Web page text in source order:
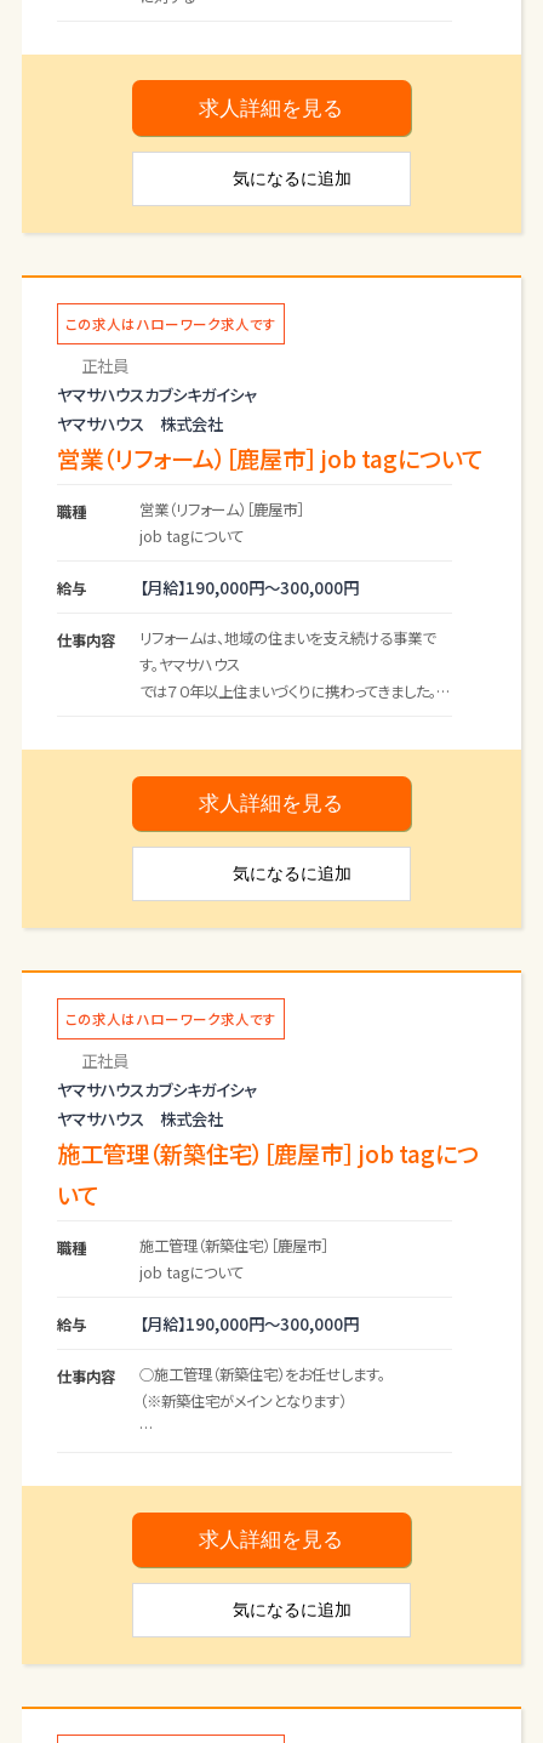
す。
・ご契約後にはさらにお客様との刷り合わせを進
め、実際に建築
・お客様の住まいづくりに対する考え方や要望、諸
ご計画などを正確にに汲み取ったうえで、提案を
行ったり実際
あります。
せください）
求人詳細を見る
気になるに追加
この求人はハローワーク求人です
正社員
ヤマサハウスカブシキガイシャ
ヤマサハウス 株式会社
営業（リフォーム）［鹿屋市］ job tagについて
職種
営業（リフォーム）［鹿屋市］
job tagについて
給与 【月給】190,000円～300,000円
仕事内容
リフォームは、地域の住まいを支え続ける事業で
す。ヤマサハウス
では７０年以上住まいづくりに携わってきました。新
て終わりではなく、定期点検やメンテナンス、リフォ
ームも
自社で一貫して行うことで、ヤマサハウスを選んで
お客様に安心して暮らしていただくことが、地域貢
献につながると
考えています。リフォームアドバイザーとして、鹿児
島に住む人々
県内１００００棟を超えるヤマサハウスオーナー様
点検やメンテナンスサポート活動を通じて「リフォ
ームニーズ」
をヒアリング。そのニーズに対し、ご提案、ご契約、
工事管理、
求人詳細を見る
気になるに追加
この求人はハローワーク求人です
正社員
ヤマサハウスカブシキガイシャ
ヤマサハウス 株式会社
施工管理（新築住宅）［鹿屋市］ job tagにつ
いて
職種
施工管理（新築住宅）［鹿屋市］
job tagについて
給与 【月給】190,000円～300,000円
仕事内容
○施工管理（新築住宅）をお任せします。
（※新築住宅がメインとなります）
新築建築現場の
工程管理、安全管理、品質管理、原価管理などを担
当して頂きます
。現場に携わるプロの職人チームを束ね、お客様の
夢の住まいを実
際に形にしていくリーダー的な役割を担います。
＊応募前職場見学可（ハローワークへお問い合わ
求人詳細を見る
気になるに追加